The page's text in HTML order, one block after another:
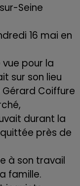
Seine
16 mai en
pour la
sur son lieu
Coiffure
durant la
près de
à son travail
famille.